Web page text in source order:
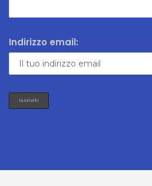
Indirizzo email: